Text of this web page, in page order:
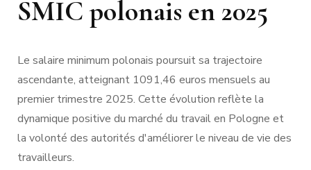
SMIC polonais en 2025
Le salaire minimum polonais poursuit sa trajectoire
ascendante, atteignant 1091,46 euros mensuels au
premier trimestre 2025. Cette évolution reflète la
dynamique positive du marché du travail en Pologne et
la volonté des autorités d'améliorer le niveau de vie des
travailleurs.